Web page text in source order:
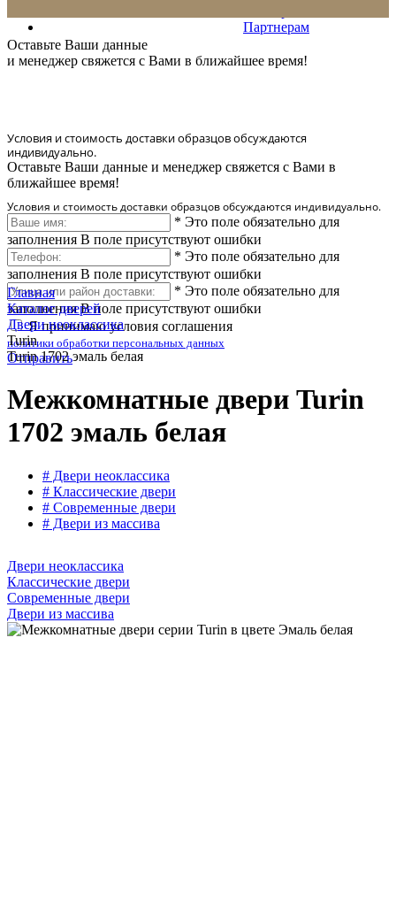
Партнерам
* Количество доставляемых образцов ограничено в 6 шт.
Оставьте Ваши данные
и менеджер свяжется с Вами в ближайшее время!
Условия и стоимость доставки образцов обсуждаются
индивидуально.
Оставьте Ваши данные и менеджер свяжется с Вами в
ближайшее время!
Условия и стоимость доставки образцов обсуждаются индивидуально.
* Это поле обязательно для
заполнения В поле присутствуют ошибки
* Это поле обязательно для
заполнения В поле присутствуют ошибки
* Это поле обязательно для
заполнения В поле присутствуют ошибки
Я принимаю условия соглашения
политики обработки персональных данных
Отправить
Главная
Каталог дверей
Двери неоклассика
Turin
Turin 1702 эмаль белая
Межкомнатные двери Turin
1702 эмаль белая
# Двери неоклассика
# Классические двери
# Современные двери
# Двери из массива
Двери неоклассика
Классические двери
Современные двери
Двери из массива